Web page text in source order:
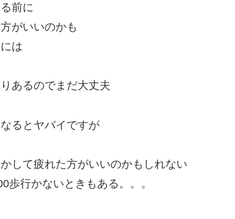
前に
がいいのかも
は
あるのでまだ大丈夫
るとヤバイですが
して疲れた方がいいのかもしれない
歩行かないときもある。。。